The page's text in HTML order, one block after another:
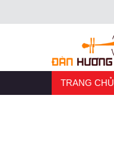
to
TRANG CHỦ